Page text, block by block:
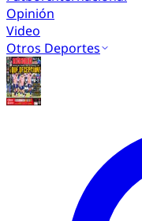
Opinión
Video
Otros Deportes